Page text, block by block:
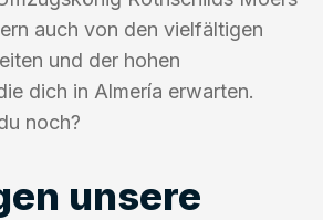
auch von den vielfältigen
und der hohen
dich in Almería erwarten.
noch?
unsere